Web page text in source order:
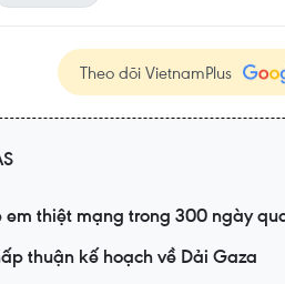
Theo dõi VietnamPlus
thiệt mạng trong 300 ngày
thuận kế hoạch về Dải Gaza